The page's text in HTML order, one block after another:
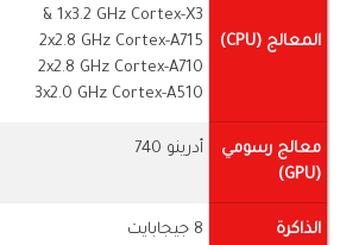
المعالج (CPU)
1x3.2 GHz Cortex-X3 &
2x2.8 GHz Cortex-A715
2x2.8 GHz Cortex-A710
3x2.0 GHz Cortex-A510
معالج رسومي
(GPU)
أدرينو 740
الذاكرة
8 جيجابايت